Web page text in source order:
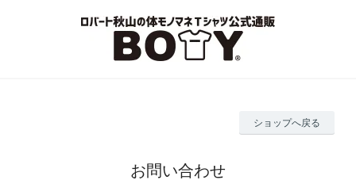
ショップへ戻る
お問い合わせ